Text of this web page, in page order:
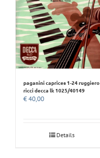
paganini caprices 1-24 ruggiero
ricci decca lk 1025/40149
€40,00
Details